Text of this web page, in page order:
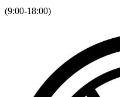
(9:00-18:00)